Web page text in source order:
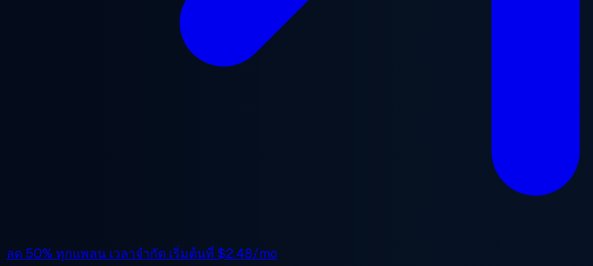
ลด 50% ทุกแพลน เวลาจำกัด เริ่มต้นที่ $2.48/mo